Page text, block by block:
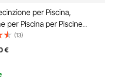
per Piscina,
per Piscina per Piscine
m, Recinzione per
per Bambini
Recinzione per Piscina di
Fai da
(13)
€